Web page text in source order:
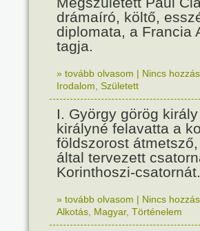
drámaíró, költő,
diplomata, a Francia
tagja.
» tovább olvasom | Nincs
Irodalom Született
I. György görög
királyné felavatta a
földszorost
által tervezett
Korinthoszi-csatornát.
» tovább olvasom | Nincs
Alkotás Magyar, Történelem